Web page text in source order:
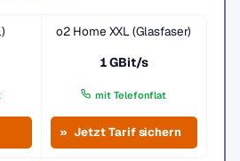
o2 Home XXL (Glasfaser)
1 GBit/s
mit Telefonflat
Jetzt Tarif sichern